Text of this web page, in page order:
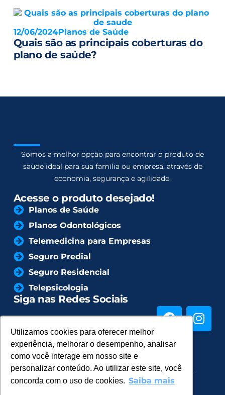
Utilizamos cookies para oferecer melhor
experiência, melhorar o desempenho, analisar
como você interage em nosso site e
personalizar conteúdo. Ao utilizar este site, você
concorda com o uso de cookies. Saiba mais
Utilizamos cookies para oferecer melhor
experiência, melhorar o desempenho, analisar
como você interage em nosso site e
personalizar conteúdo. Ao utilizar este site, você
concorda com o uso de cookies. Saiba mais
12/06/2024Planos de Saúde
Quais são as principais coberturas do
plano de saúde?
Somos a melhor opção para encontrar o produto de
saúde ideal para sua família ou empresa, através de
economia, segurança e agilidade.
Acesse o produto desejado!
Planos de Saúde
Planos Odontológicos
Telemedicina para Empresas
Seguro Predial
Seguro Residencial
Telepsicologia
Siga nas Redes Sociais
© Copyright 2024 Família Saúde - Todos os direitos
reservados